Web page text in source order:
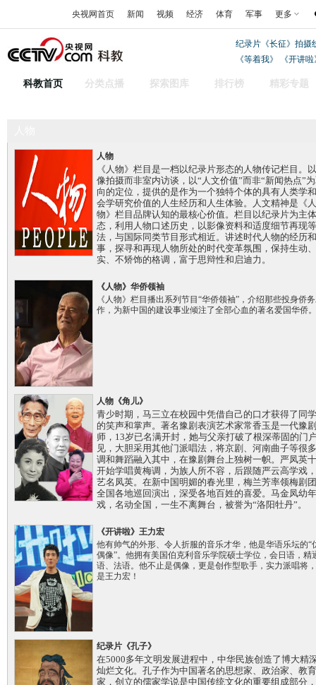
央视网首页 新闻 视频 经济 体育 军事 更多
纪录片《长征》拍摄
《等着我》
《开讲
科教首页 分类点播 探索图库 排行榜 精彩专题
人物
《人物》栏目是一档以纪录片形态的人物传记栏目。
像拍摄而非室内访谈，以“人文价值”而非“新闻热点”
向的定位，提供的是作为一个独特个体的具有人类学
会学研究价值的人生经历和人生体验。人文精神是《人
物》栏目品牌认知的最核心价值。栏目以纪录片为主
态，利用人物口述历史，以影像资料和适度细节再现
法，与国际同类节目形式相近。讲述时代人物的经历
事，探寻和再现人物所处的时代变革氛围，保持生动
实、不矫饰的格调，富于思辩性和启迪力。
《人物》华侨领袖
《人物》栏目播出系列节目“华侨领袖”，介绍那些投身侨
作，为新中国的建设事业倾注了全部心血的著名爱国华侨。
人物《角儿》
青少时期，马三立在校园中凭借自己的口才获得了同
的笑声和掌声。著名豫剧表演艺术家常香玉是一代豫
师，13岁已名满开封，她与父亲打破了根深蒂固的门
见，大胆采用其他门派唱法，将京剧、河南曲子等很
调和舞蹈融入其中，在豫剧舞台上独树一帜。严凤英
开始学唱黄梅调，为族人所不容，后跟随严云高学戏
艺名凤英。在新中国明媚的春光里，梅兰芳率领梅剧
全国各地巡回演出，深受各地百姓的喜爱。马金凤幼
戏，名动全国，一生不离舞台，被誉为“洛阳牡丹”。
《开讲啦》王力宏
他有帅气的外形、令人折服的音乐才华，他是华语乐坛的“
偶像”。他拥有美国伯克利音乐学院硕士学位，会日语，精
语、法语。他不止是偶像，更是创作型歌手，实力派唱将
是王力宏！
纪录片《孔子》
在5000多年文明发展进程中，中华民族创造了博大精
灿烂文化。孔子作为中国著名的思想家、政治家、教育
家，创立的儒家学说是中国传统文化的重要组成部分